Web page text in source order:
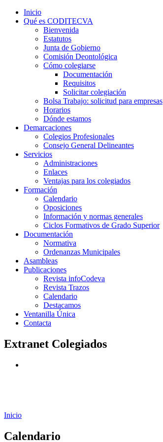
Inicio
Qué es CODITECVA
Bienvenida
Estatutos
Junta de Gobierno
Comisión Deontológica
Cómo colegiarse
Documentación
Requisitos
Solicitar colegiación
Bolsa Trabajo: solicitud para empresas
Horarios
Dónde estamos
Demarcaciones
Colegios Profesionales
Consejo General Delineantes
Servicios
Administraciones
Enlaces
Ventajas para los colegiados
Formación
Calendario
Oposiciones
Información y normas generales
Ciclos Formativos de Grado Superior
Documentación
Normativa
Ordenanzas Municipales
Asambleas
Publicaciones
Revista infoCodeva
Revista Trazos
Calendario
Destacamos
Ventanilla Única
Contacta
Extranet Colegiados
Inicio
Calendario